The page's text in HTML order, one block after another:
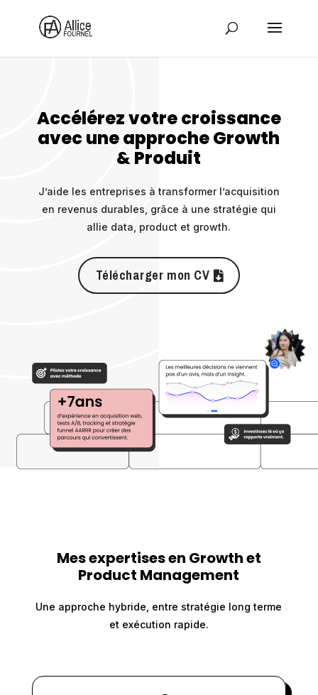
Accélérez votre croissance
avec une approche Growth
& Produit
J’aide les entreprises à transformer l’acquisition
en revenus durables, grâce à une stratégie qui
allie data, product et growth.
Télécharger mon CV
Mes expertises en Growth et
Product Management
Une approche hybride, entre stratégie long terme
et exécution rapide.